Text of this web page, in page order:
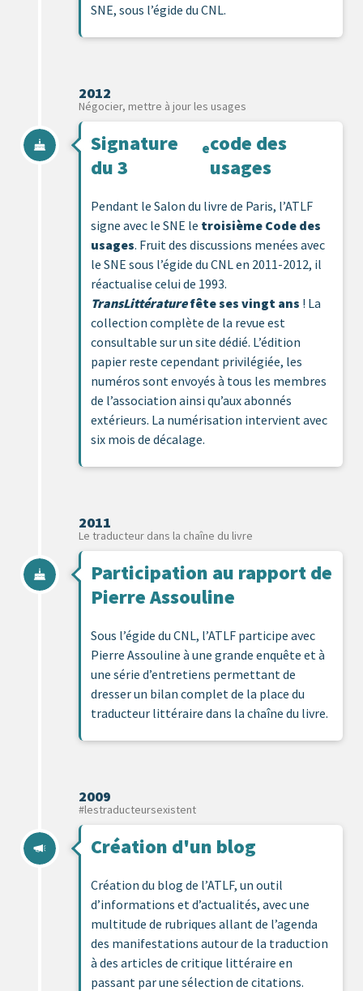
SNE, sous l’égide du CNL.
2012
Négocier, mettre à jour les usages
Signature
du 3
ecode des
usages
Pendant le Salon du livre de Paris, l’ATLF
signe avec le SNE le troisième Code des
usages. Fruit des discussions menées avec
le SNE sous l’égide du CNL en 2011-2012, il
réactualise celui de 1993.
TransLittératurefête ses vingt ans ! La
collection complète de la revue est
consultable sur un site dédié. L’édition
papier reste cependant privilégiée, les
numéros sont envoyés à tous les membres
de l’association ainsi qu’aux abonnés
extérieurs. La numérisation intervient avec
six mois de décalage.
2011
Le traducteur dans la chaîne du livre
Participation au rapport de
Pierre Assouline
Sous l’égide du CNL, l’ATLF participe avec
Pierre Assouline à une grande enquête et à
une série d’entretiens permettant de
dresser un bilan complet de la place du
traducteur littéraire dans la chaîne du livre.
2009
#lestraducteursexistent
Création d'un blog
Création du blog de l’ATLF, un outil
d’informations et d’actualités, avec une
multitude de rubriques allant de l’agenda
des manifestations autour de la traduction
à des articles de critique littéraire en
passant par une sélection de citations.